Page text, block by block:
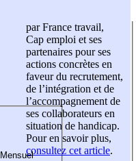
par France travail,
Cap emploi et ses
partenaires pour ses
actions concrètes en
faveur du recrutement,
de l’intégration et de
l’accompagnement de
ses collaborateurs en
situation de handicap.
Pour en savoir plus,
consultez cet article.